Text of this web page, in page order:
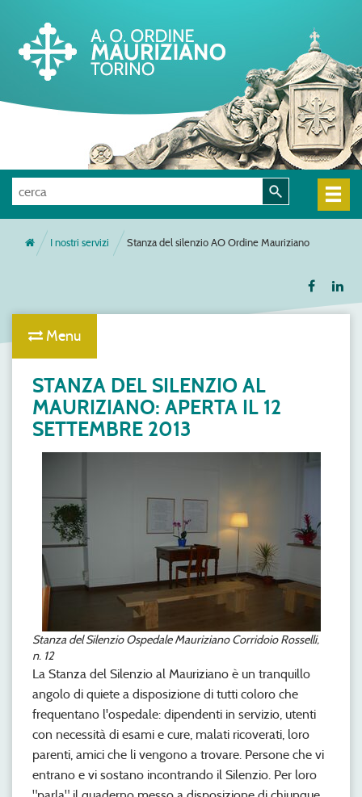
I nostri servizi Stanza del silenzio AO Ordine Mauriziano
Menu
STANZA DEL SILENZIO AL
MAURIZIANO: APERTA IL 12
SETTEMBRE 2013
Stanza del Silenzio Ospedale Mauriziano Corridoio Rosselli,
n. 12
La Stanza del Silenzio al Mauriziano è un tranquillo
angolo di quiete a disposizione di tutti coloro che
frequentano l'ospedale: dipendenti in servizio, utenti
con necessità di esami e cure, malati ricoverati, loro
parenti, amici che li vengono a trovare. Persone che vi
entrano e vi sostano incontrando il Silenzio. Per loro